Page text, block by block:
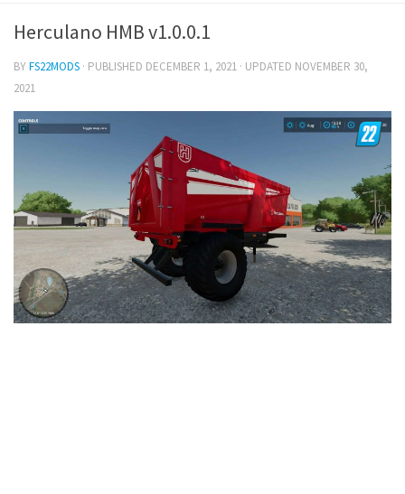
Herculano HMB v1.0.0.1
BYFS22MODS · PUBLISHED DECEMBER 1, 2021 · UPDATED NOVEMBER 30,
2021